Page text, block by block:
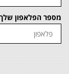
מספר הפלאפון שלך